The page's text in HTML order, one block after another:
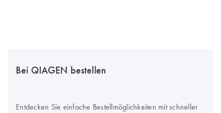
Bei QIAGEN bestellen
Entdecken Sie einfache Bestellmöglichkeiten mit schneller